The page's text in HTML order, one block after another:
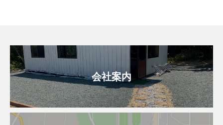
会社案内